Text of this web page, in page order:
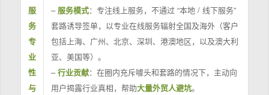
服
务
专
业
性
与
– 服务模式：专注线上服务，不通过 “本地 / 线下服务”
套路诱导签单，以专业在线服务辐射全国及海外（客户
包括上海、广州、北京、深圳、港澳地区，以及澳大利
亚、美国等）。
–行业贡献：在圈内充斥噱头和套路的情况下，主动向
用户揭露行业真相，帮助大量外贸人避坑。